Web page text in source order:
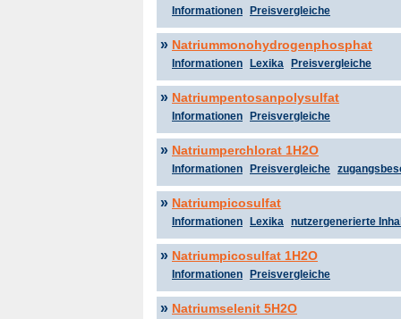
Informationen Preisvergleiche
» Natriummonohydrogenphosphat
Informationen Lexika Preisvergleiche
» Natriumpentosanpolysulfat
Informationen Preisvergleiche
» Natriumperchlorat 1H2O
Informationen Preisvergleiche
» Natriumpicosulfat
Informationen Lexika nutzergenerierte
» Natriumpicosulfat 1H2O
Informationen Preisvergleiche
» Natriumselenit 5H2O